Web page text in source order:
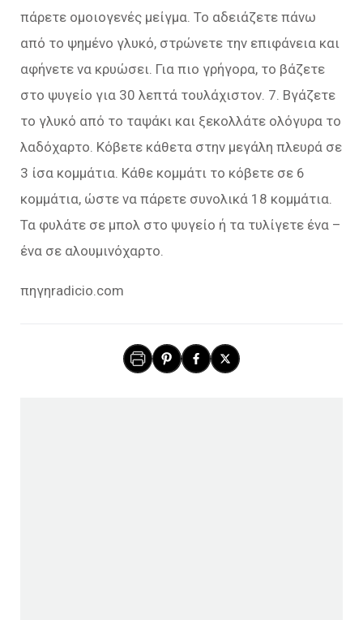
πάρετε ομοιογενές μείγμα. Το αδειάζετε πάνω
από το ψημένο γλυκό, στρώνετε την επιφάνεια και
αφήνετε να κρυώσει. Για πιο γρήγορα, το βάζετε
στο ψυγείο για 30 λεπτά τουλάχιστον. 7. Βγάζετε
το γλυκό από το ταψάκι και ξεκολλάτε ολόγυρα το
λαδόχαρτο. Κόβετε κάθετα στην μεγάλη πλευρά σε
3 ίσα κομμάτια. Κάθε κομμάτι το κόβετε σε 6
κομμάτια, ώστε να πάρετε συνολικά 18 κομμάτια.
Τα φυλάτε σε μπολ στο ψυγείο ή τα τυλίγετε ένα –
ένα σε αλουμινόχαρτο.
πηγηradicio.com